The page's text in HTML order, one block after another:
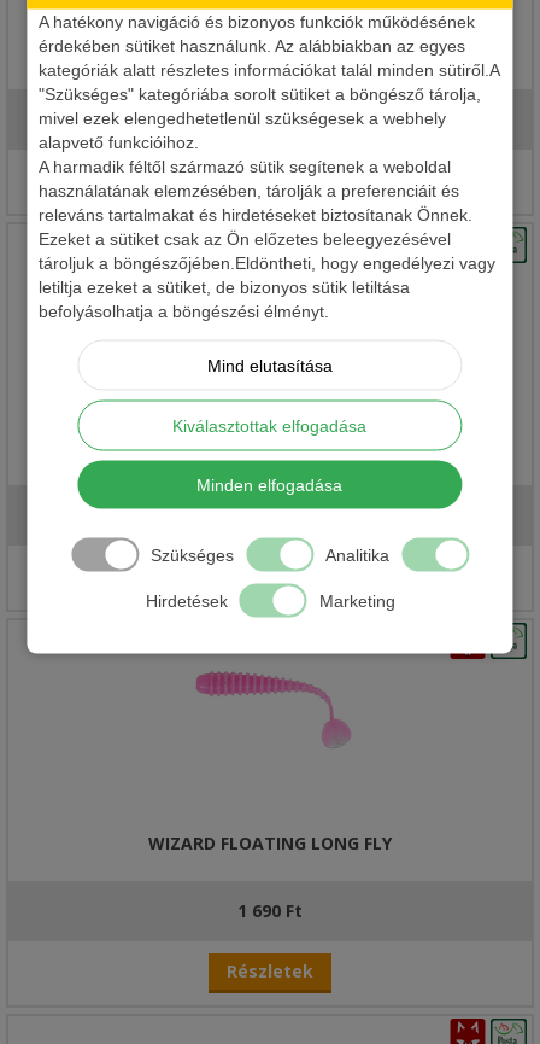
A hatékony navigáció és bizonyos funkciók működésének
érdekében sütiket használunk. Az alábbiakban az egyes
kategóriák alatt részletes információkat talál minden sütiről.A
"Szükséges" kategóriába sorolt sütiket a böngésző tárolja,
mivel ezek elengedhetetlenül szükségesek a webhely
alapvető funkcióihoz.
A harmadik féltől származó sütik segítenek a weboldal
használatának elemzésében, tárolják a preferenciáit és
releváns tartalmakat és hirdetéseket biztosítanak Önnek.
Ezeket a sütiket csak az Ön előzetes beleegyezésével
tároljuk a böngészőjében.Eldöntheti, hogy engedélyezi vagy
letiltja ezeket a sütiket, de bizonyos sütik letiltása
befolyásolhatja a böngészési élményt.
Mind elutasítása
Kiválasztottak elfogadása
Minden elfogadása
Szükséges Analitika
Hirdetések Marketing
WIZARD MICRO JIG FEJ 2316
930 Ft-tól
Részletek
WIZARD FLOATING SHAD
990 Ft
Részletek
WIZARD FLOATING LONG FLY
1 690 Ft
Részletek